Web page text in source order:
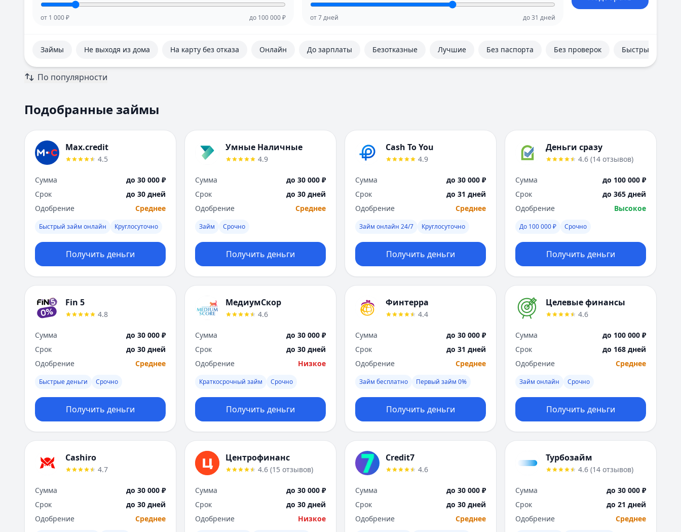
Е
Ижевск
Иркутск
Красноярск
Курск
Магнитогорск
Махачкала
Набережные Челны
Новокузнецк
Новосибирск
О
Оренбург
Р
Ростов-на-Дону
Рязань
С
Самара
Санкт-Петербург
Саратов
Севастополь
от 1 000₽ до 100 000₽ от7дней до31 дней
Займы Не выходя из дома На карту без отказа Онлайн До зарплаты Безотказные Лучшие Без паспорта Без проверок Быстрые
По популярности
Подобранные займы
Max.credit
4.5
Сумма
до 30 000 ₽
Срок
до 30 дней
Одобрение
Среднее
Быстрый займ онлайн Круглосуточно
Получить деньги
Умные Наличные
4.9
Сумма
до 30 000 ₽
Срок
до 30 дней
Одобрение
Среднее
Займ Срочно
Получить деньги
Cash To You
4.9
Сумма
до 30 000 ₽
Срок
до 31 дней
Одобрение
Среднее
Займ онлайн 24/7 Круглосуточно
Получить деньги
Деньги сразу
4.6 (14 отзывов)
Сумма
до 100 000 ₽
Срок
до 365 дней
Одобрение
Высокое
До 100 000 ₽ Срочно
Получить деньги
Fin 5
4.8
Сумма
до 30 000 ₽
Срок
до 30 дней
Одобрение
Среднее
Быстрые деньги Срочно
Получить деньги
МедиумСкор
4.6
Сумма
до 30 000 ₽
Срок
до 30 дней
Одобрение
Низкое
Краткосрочный займ Срочно
Получить деньги
Финтерра
4.4
Сумма
до 30 000 ₽
Срок
до 31 дней
Одобрение
Среднее
Займ бесплатно Первый займ 0%
Получить деньги
Целевые финансы
4.6
Сумма
до 100 000 ₽
Срок
до 168 дней
Одобрение
Среднее
Займ онлайн Срочно
Получить деньги
Cashiro
4.7
Сумма
до 30 000 ₽
Срок
до 30 дней
Одобрение
Среднее
Центрофинанс
4.6 (15 отзывов)
Сумма
до 30 000 ₽
Срок
до 30 дней
Одобрение
Низкое
Credit7
4.6
Сумма
до 30 000 ₽
Срок
до 30 дней
Одобрение
Среднее
Турбозайм
4.6 (14 отзывов)
Сумма
до 30 000 ₽
Срок
до 21 дней
Одобрение
Среднее